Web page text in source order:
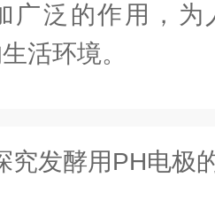
广泛的作用，
活环境。
究发酵用PH电极